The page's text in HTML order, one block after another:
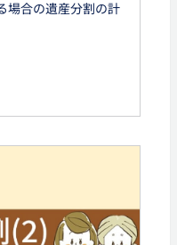
場合の遺産分割の計